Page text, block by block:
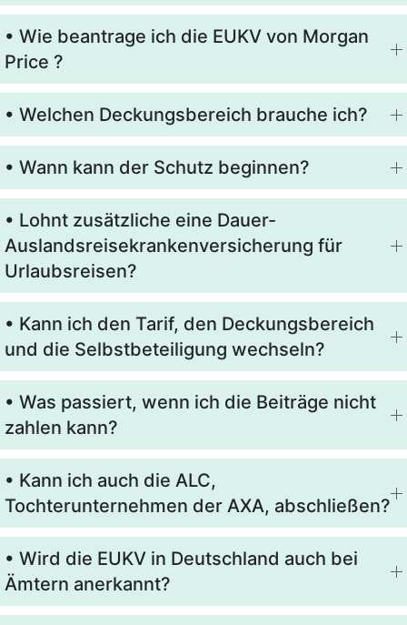
• Wie beantrage ich die EUKV von Morgan
Price ?
• Welchen Deckungsbereich brauche ich?
• Wann kann der Schutz beginnen?
• Lohnt zusätzliche eine Dauer-
Auslandsreisekrankenversicherung für
Urlaubsreisen?
• Kann ich den Tarif, den Deckungsbereich
und die Selbstbeteiligung wechseln?
• Was passiert, wenn ich die Beiträge nicht
zahlen kann?
• Kann ich auch die ALC,
Tochterunternehmen der AXA, abschließen?
• Wird die EUKV in Deutschland auch bei
Ämtern anerkannt?